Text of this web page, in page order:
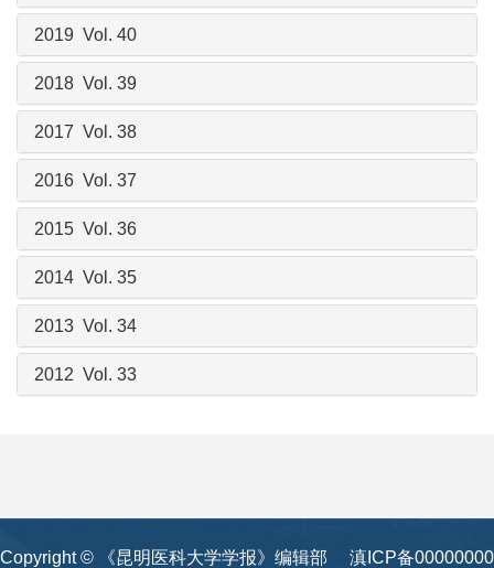
2019 Vol. 40
2018 Vol. 39
2017 Vol. 38
2016 Vol. 37
2015 Vol. 36
2014 Vol. 35
2013 Vol. 34
2012 Vol. 33
Copyright © 《昆明医科大学学报》编辑部 滇ICP备00000000